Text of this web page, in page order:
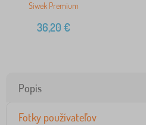
Siwek Premium
36,20 €
Popis
Fotky používateľov